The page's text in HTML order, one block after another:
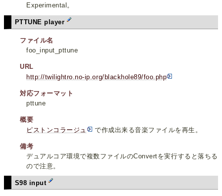
Experimental。
PTTUNE player
ファイル名
foo_input_pttune
URL
http://twilightro.no-ip.org/blackhole89/foo.php
対応フォーマット
pttune
概要
ピストンコラージュ
で作成出来る音楽ファイルを再生。
備考
デュアルコア環境で複数ファイルのConvertを実行すると落ちる
ので注意。
S98 input